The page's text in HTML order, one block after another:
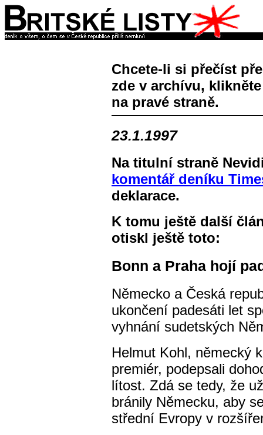
Chcete-li si přečíst
zde v archívu,
na pravé straně.
23.1.1997
Na titulní straně
komentář deníku
deklarace.
K tomu ještě další
otiskl ještě toto:
Bonn a Praha hojí
Německo a Česká
ukončení padesáti let
vyhnání sudetských
Helmut Kohl, německý
premiér, podepsali
lítost. Zdá se tedy, že
bránily Německu, aby
střední Evropy v